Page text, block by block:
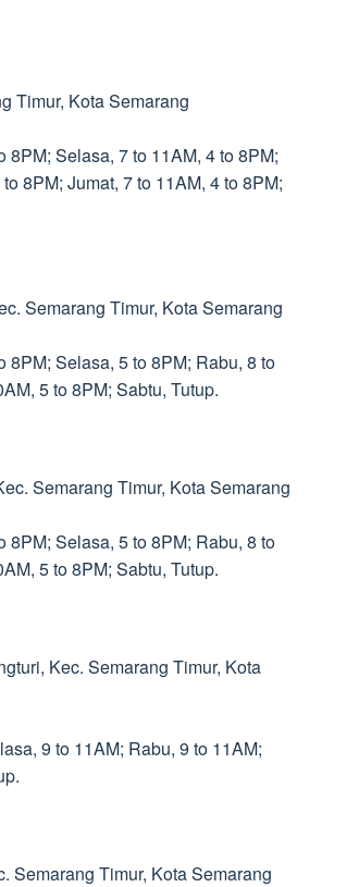
Timur, Kota Semarang
8PM; Selasa, 7 to 11AM, 4 to 8PM;
8PM; Jumat, 7 to 11AM, 4 to 8PM;
Semarang Timur, Kota Semarang
8PM; Selasa, 5 to 8PM; Rabu, 8 to
5 to 8PM; Sabtu, Tutup.
Semarang Timur, Kota Semarang
8PM; Selasa, 5 to 8PM; Rabu, 8 to
5 to 8PM; Sabtu, Tutup.
Kec. Semarang Timur, Kota
9 to 11AM; Rabu, 9 to 11AM;
Semarang Timur, Kota Semarang